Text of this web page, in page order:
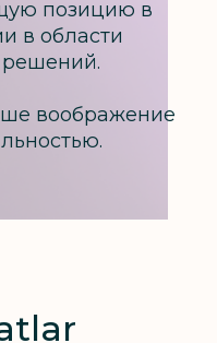
позицию в
в области
решений.
воображение